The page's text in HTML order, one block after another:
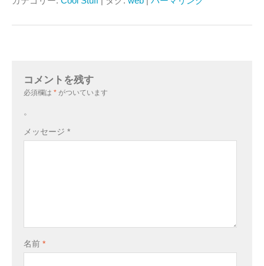
コメントを残す
必須欄は * がついています
。
メッセージ *
名前 *